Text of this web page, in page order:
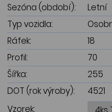
Sezóna (období):
Letní
Typ vozidla:
Ráfek:
18
Profil:
70
Šířka:
255
DOT (rok výroby):
4521
Vzorek: